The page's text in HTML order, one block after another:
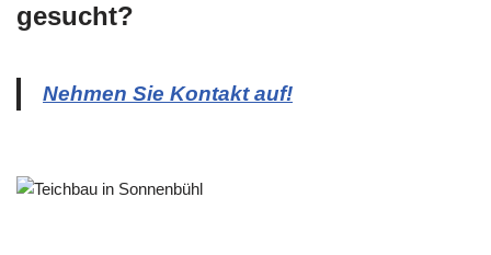
gesucht?
Nehmen Sie Kontakt auf!